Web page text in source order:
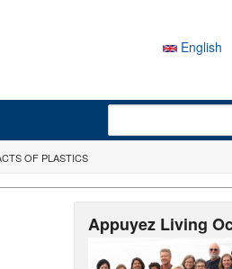
English
Search form
OF PLASTICS
Appuyez Living